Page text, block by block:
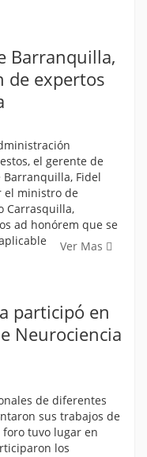
Barranquilla,
de expertos
el gerente de
Fidel
el ministro de
Carrasquilla,
ad honórem que se
Ver Mas
participó en
Neurociencia
de diferentes
sus trabajos de
foro tuvo lugar en
los